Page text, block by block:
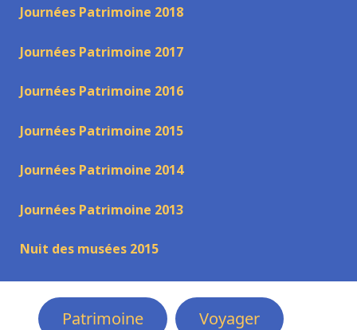
Journées Patrimoine 2018
Journées Patrimoine 2017
Journées Patrimoine 2016
Journées Patrimoine 2015
Journées Patrimoine 2014
Journées Patrimoine 2013
Nuit des musées 2015
Patrimoine
Voyager